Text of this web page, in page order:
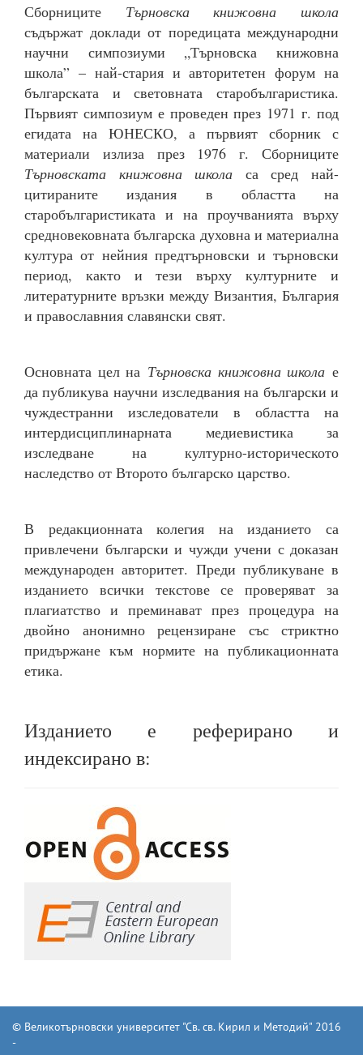
Сборниците Търновска книжовна школа
съдържат доклади от поредицата международни
научни симпозиуми „Търновска книжовна
школа” – най-стария и авторитетен форум на
българската и световната старобългаристика.
Първият симпозиум е проведен през 1971 г. под
егидата на ЮНЕСКО, а първият сборник с
материали излиза през 1976 г. Сборниците
Търновската книжовна школа са сред най-
цитираните издания в областта на
старобългаристиката и на проучванията върху
средновековната българска духовна и материална
култура от нейния предтърновски и търновски
период, както и тези върху културните и
литературните връзки между Византия, България
и православния славянски свят.
Основната цел на Търновска книжовна школа е
да публикува научни изследвания на български и
чуждестранни изследователи в областта на
интердисциплинарната медиевистика за
изследване на културно-историческото
наследство от Второто българско царство.
В редакционната колегия на изданието са
привлечени български и чужди учени с доказан
международен авторитет. Преди публикуване в
изданието всички текстове се проверяват за
плагиатство и преминават през процедура на
двойно анонимно рецензиране със стриктно
придържане към нормите на публикационната
етика.
Изданието е реферирано и
индексирано в:
© Великотърновски университет "Св. св. Кирил и Методий" 2016
-